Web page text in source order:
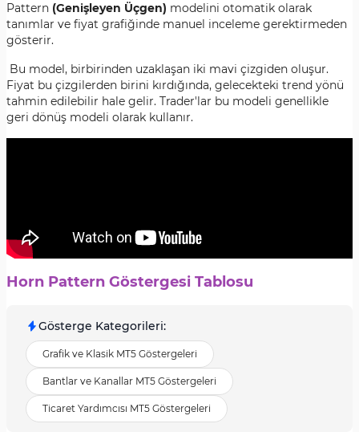
Pattern (Genişleyen Üçgen) modelini otomatik olarak
tanımlar ve fiyat grafiğinde manuel inceleme gerektirmeden
gösterir.
Bu model, birbirinden uzaklaşan iki mavi çizgiden oluşur.
Fiyat bu çizgilerden birini kırdığında, gelecekteki trend yönü
tahmin edilebilir hale gelir. Trader'lar bu modeli genellikle
geri dönüş modeli olarak kullanır.
Horn Pattern Göstergesi Tablosu
Gösterge Kategorileri:
Grafik ve Klasik MT5 Göstergeleri
Bantlar ve Kanallar MT5 Göstergeleri
Ticaret Yardımcısı MT5 Göstergeleri